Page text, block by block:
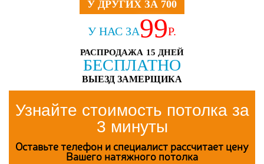
У ДРУГИХ ЗА 700
У НАС ЗА99Р.
РАСПРОДАЖА 15 ДНЕЙ
БЕСПЛАТНО
ВЫЕЗД ЗАМЕРЩИКА
Узнайте стоимость потолка за
3 минуты
Оставьте телефон и специалист рассчитает цену
Вашего натяжного потолка